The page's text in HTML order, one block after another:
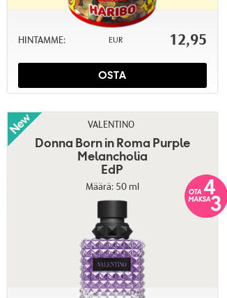
HINTAMME: EUR 12,95
OSTA
VALENTINO
Donna Born in Roma Purple
Melancholia
EdP
Määrä: 50 ml